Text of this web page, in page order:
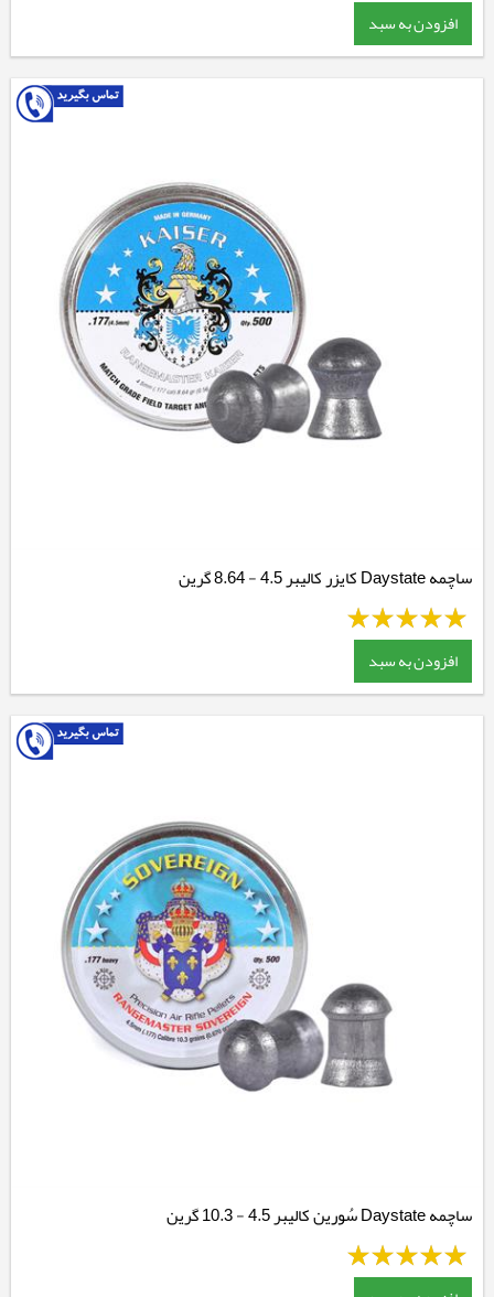
افزودن به سبد
ساچمه Daystate کایزر کالیبر 4.5 - 8.64 گرین
افزودن به سبد
ساچمه Daystate سُورین کالیبر 4.5 - 10.3 گرین